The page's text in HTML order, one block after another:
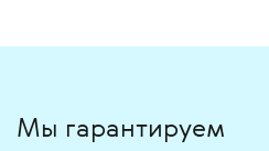
Мы гарантируем